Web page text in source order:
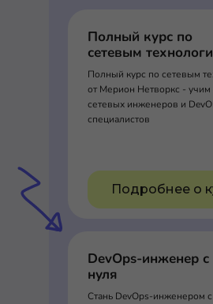
Полный курс по
сетевым
Полный курс по сетевым
от Мерион Нетворкс - учим
сетевых инженеров и
специалистов
Подробнее о
DevOps-инженер с
нуля
Стань DevOps-инженером с